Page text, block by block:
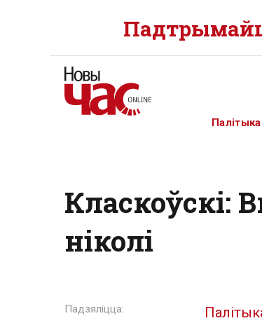
Палітыка
Класкоўскі:
ніколі